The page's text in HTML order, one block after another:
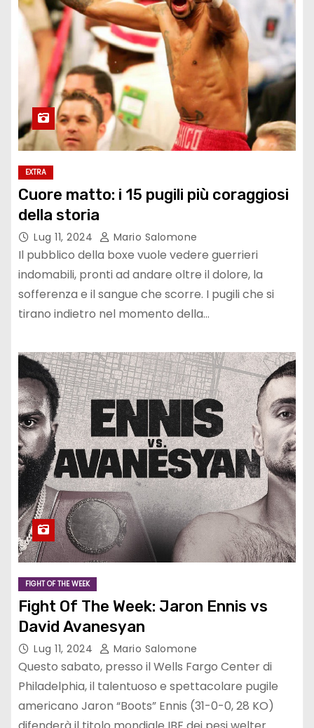
EXTRA
Cuore matto: i 15 pugili più coraggiosi
della storia
Lug 11, 2024 Mario Salomone
Il pubblico della boxe vuole vedere guerrieri
indomabili, pronti ad andare oltre il dolore, la
sofferenza e il sangue che scorre. I pugili che si
tirano indietro nel momento della…
FIGHT OF THE WEEK
Fight Of The Week: Jaron Ennis vs
David Avanesyan
Lug 11, 2024 Mario Salomone
Questo sabato, presso il Wells Fargo Center di
Philadelphia, il talentuoso e spettacolare pugile
americano Jaron “Boots” Ennis (31-0-0, 28 KO)